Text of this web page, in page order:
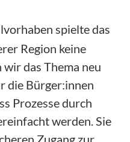
spielte das
Region keine
das Thema neu
die Bürger:innen
Prozesse durch
werden. Sie